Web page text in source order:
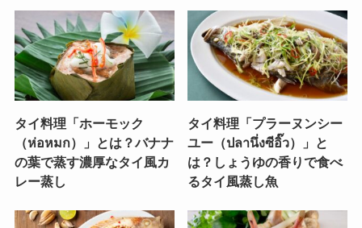
タイ料理「ホーモック
（ห่อหมก）」とは？バナナ
の葉で蒸す濃厚なタイ風カ
レー蒸し
タイ料理「プラーヌンシー
ユー（ปลานึ่งซีอิ๊ว）」と
は？しょうゆの香りで食べ
るタイ風蒸し魚